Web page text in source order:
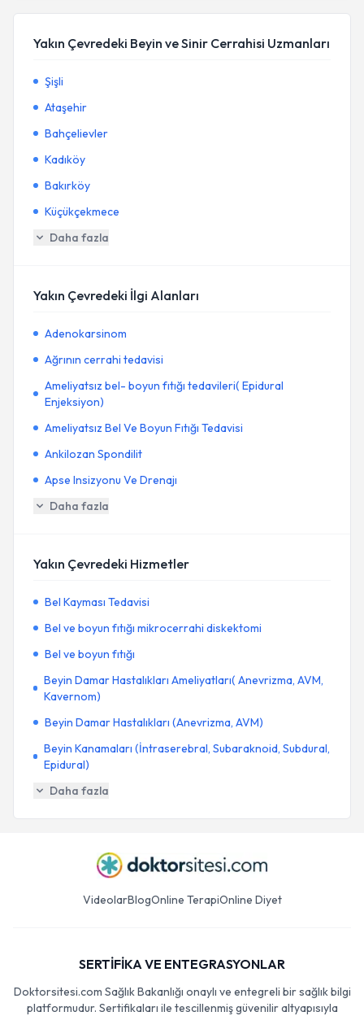
Yakın Çevredeki Beyin ve Sinir Cerrahisi Uzmanları
Şişli
Ataşehir
Bahçelievler
Kadıköy
Bakırköy
Küçükçekmece
Daha fazla
Yakın Çevredeki İlgi Alanları
Adenokarsinom
Ağrının cerrahi tedavisi
Ameliyatsız bel- boyun fıtığı tedavileri( Epidural
Enjeksiyon)
Ameliyatsız Bel Ve Boyun Fıtığı Tedavisi
Ankilozan Spondilit
Apse Insizyonu Ve Drenajı
Daha fazla
Yakın Çevredeki Hizmetler
Bel Kayması Tedavisi
Bel ve boyun fıtığı mikrocerrahi diskektomi
Bel ve boyun fıtığı
Beyin Damar Hastalıkları Ameliyatları( Anevrizma, AVM,
Kavernom)
Beyin Damar Hastalıkları (Anevrizma, AVM)
Beyin Kanamaları (İntraserebral, Subaraknoid, Subdural,
Epidural)
Daha fazla
VideolarBlogOnline TerapiOnline Diyet
SERTİFİKA VE ENTEGRASYONLAR
Doktorsitesi.com Sağlık Bakanlığı onaylı ve entegreli bir sağlık bilgi
platformudur. Sertifikaları ile tescillenmiş güvenilir altyapısıyla